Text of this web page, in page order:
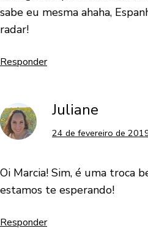
sabe eu mesma ahaha,
radar!
Responder
Juliane
24 de fevereiro de
Oi Marcia! Sim, é uma troca
estamos te esperando!
Responder